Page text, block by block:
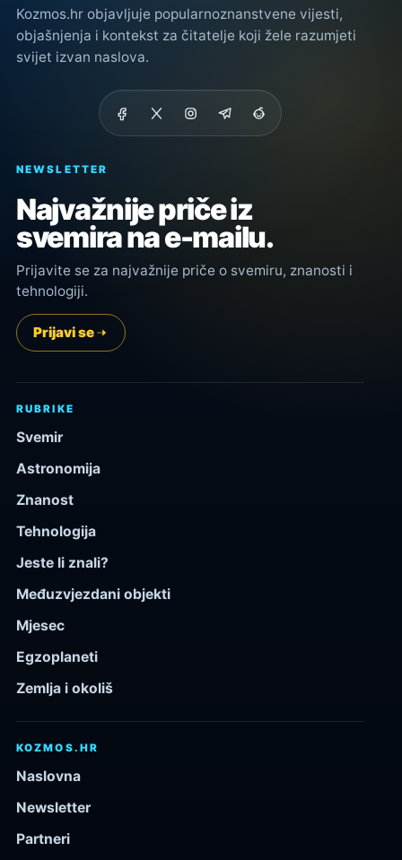
Kozmos.hr objavljuje popularnoznanstvene vijesti,
objašnjenja i kontekst za čitatelje koji žele razumjeti
svijet izvan naslova.
NEWSLETTER
Najvažnije priče iz
svemira na e-mailu.
Prijavite se za najvažnije priče o svemiru, znanosti i
tehnologiji.
Prijavi se
RUBRIKE
Svemir
Astronomija
Znanost
Tehnologija
Jeste li znali?
Međuzvjezdani objekti
Mjesec
Egzoplaneti
Zemlja i okoliš
KOZMOS.HR
Naslovna
Newsletter
Partneri